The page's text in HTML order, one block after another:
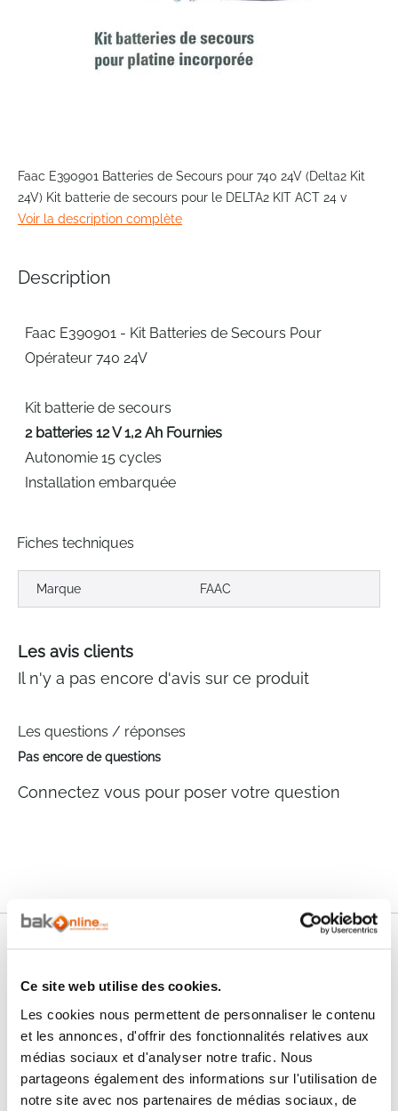
Ce site web utilise des cookies.
Les cookies nous permettent de personnaliser le contenu
et les annonces, d'offrir des fonctionnalités relatives aux
médias sociaux et d'analyser notre trafic. Nous
partageons également des informations sur l'utilisation de
notre site avec nos partenaires de médias sociaux, de
to
the
beginning
of
gallery
Faac E390901 Batteries de Secours pour 740 24V (Delta2 Kit
24V) Kit batterie de secours pour le DELTA2 KIT ACT 24 v
Voir la description complète
Description
Faac E390901 - Kit Batteries de Secours Pour
Opérateur 740 24V
Kit batterie de secours
2 batteries 12 V 1,2 Ah Fournies
Autonomie 15 cycles
Installation embarquée
Fiches techniques
Marque FAAC
Les avis clients
Il n'y a pas encore d'avis sur ce produit
Les questions / réponses
Pas encore de questions
Connectez vous pour poser votre question
Paiement
24/72H
SAV & Retours